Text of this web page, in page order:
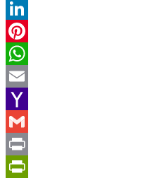
Twitter
LinkedIn
Pinterest
WhatsApp
Email
Yahoo
Mail
Gmail
Print